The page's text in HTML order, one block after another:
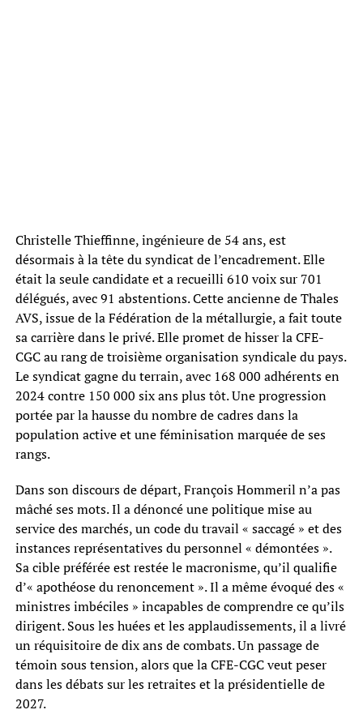
Christelle Thieffinne, ingénieure de 54 ans, est
désormais à la tête du syndicat de l’encadrement. Elle
était la seule candidate et a recueilli 610 voix sur 701
délégués, avec 91 abstentions. Cette ancienne de Thales
AVS, issue de la Fédération de la métallurgie, a fait toute
sa carrière dans le privé. Elle promet de hisser la CFE-
CGC au rang de troisième organisation syndicale du pays.
Le syndicat gagne du terrain, avec 168 000 adhérents en
2024 contre 150 000 six ans plus tôt. Une progression
portée par la hausse du nombre de cadres dans la
population active et une féminisation marquée de ses
rangs.
Dans son discours de départ, François Hommeril n’a pas
mâché ses mots. Il a dénoncé une politique mise au
service des marchés, un code du travail « saccagé » et des
instances représentatives du personnel « démontées ».
Sa cible préférée est restée le macronisme, qu’il qualifie
d’« apothéose du renoncement ». Il a même évoqué des «
ministres imbéciles » incapables de comprendre ce qu’ils
dirigent. Sous les huées et les applaudissements, il a livré
un réquisitoire de dix ans de combats. Un passage de
témoin sous tension, alors que la CFE-CGC veut peser
dans les débats sur les retraites et la présidentielle de
2027.